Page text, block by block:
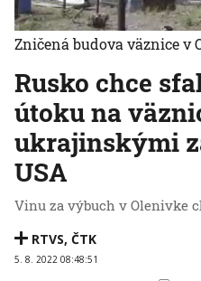
Rusko chce
útoku na
ukrajinskými
USA
Vinu za výbuch v Olenivke
RTVS, ČTK
5. 8. 2022 08:48:51
Zničená budova väznice v